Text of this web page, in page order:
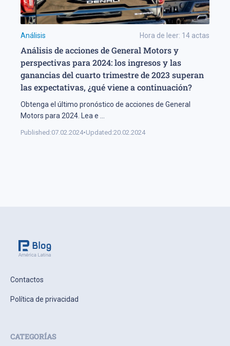
Análisis Hora de leer: 14 actas
Análisis de acciones de General Motors y
perspectivas para 2024: los ingresos y las
ganancias del cuarto trimestre de 2023 superan
las expectativas, ¿qué viene a continuación?
Obtenga el último pronóstico de acciones de General
Motors para 2024. Lea e
Published:07.02.2024•Updated:20.02.2024
Contactos
Política de privacidad
CATEGORÍAS